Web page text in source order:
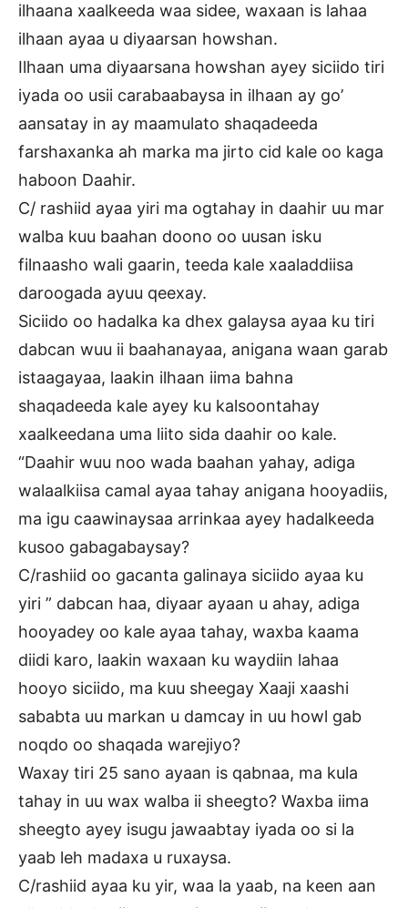
ilhaana xaalkeeda waa sidee, waxaan is lahaa
ilhaan ayaa u diyaarsan howshan.
Ilhaan uma diyaarsana howshan ayey siciido tiri
iyada oo usii carabaabaysa in ilhaan ay go’
aansatay in ay maamulato shaqadeeda
farshaxanka ah marka ma jirto cid kale oo kaga
haboon Daahir.
C/ rashiid ayaa yiri ma ogtahay in daahir uu mar
walba kuu baahan doono oo uusan isku
filnaasho wali gaarin, teeda kale xaaladdiisa
daroogada ayuu qeexay.
Siciido oo hadalka ka dhex galaysa ayaa ku tiri
dabcan wuu ii baahanayaa, anigana waan garab
istaagayaa, laakin ilhaan iima bahna
shaqadeeda kale ayey ku kalsoontahay
xaalkeedana uma liito sida daahir oo kale.
“Daahir wuu noo wada baahan yahay, adiga
walaalkiisa camal ayaa tahay anigana hooyadiis,
ma igu caawinaysaa arrinkaa ayey hadalkeeda
kusoo gabagabaysay?
C/rashiid oo gacanta galinaya siciido ayaa ku
yiri ” dabcan haa, diyaar ayaan u ahay, adiga
hooyadey oo kale ayaa tahay, waxba kaama
diidi karo, laakin waxaan ku waydiin lahaa
hooyo siciido, ma kuu sheegay Xaaji xaashi
sababta uu markan u damcay in uu howl gab
noqdo oo shaqada warejiyo?
Waxay tiri 25 sano ayaan is qabnaa, ma kula
tahay in uu wax walba ii sheegto? Waxba iima
sheegto ayey isugu jawaabtay iyada oo si la
yaab leh madaxa u ruxaysa.
C/rashiid ayaa ku yir, waa la yaab, na keen aan